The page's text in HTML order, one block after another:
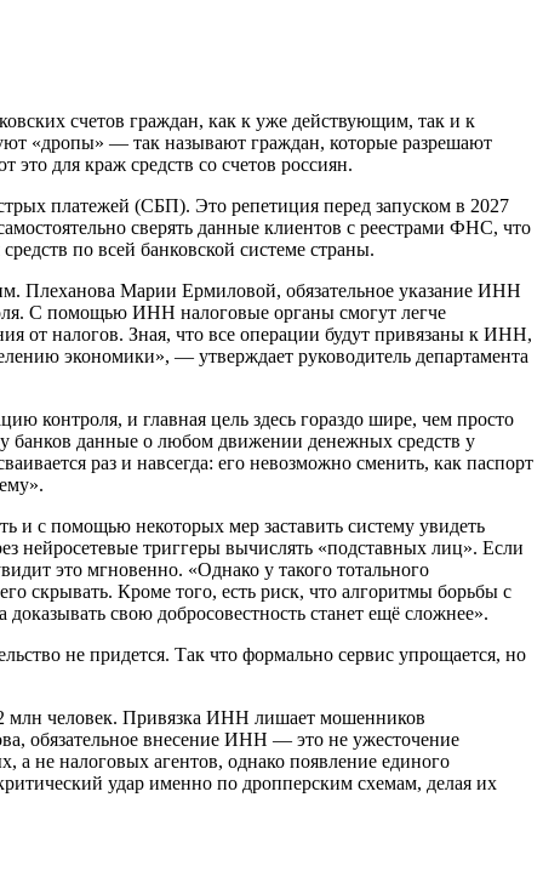
счетов граждан, как к уже действующим, так и к
«дропы» — так называют граждан, которые разрешают
для краж средств со счетов россиян.
платежей (СБП). Это репетиция перед запуском в 2027
сверять данные клиентов с реестрами ФНС, что
по всей банковской системе страны.
Плеханова Марии Ермиловой, обязательное указание ИНН
С помощью ИНН налоговые органы смогут легче
от налогов. Зная, что все операции будут привязаны к ИНН,
экономики», — утверждает руководитель департамента
контроля, и главная цель здесь гораздо шире, чем просто
банков данные о любом движении денежных средств у
раз и навсегда: его невозможно сменить, как паспорт
с помощью некоторых мер заставить систему увидеть
нейросетевые триггеры вычислять «подставных лиц». Если
это мгновенно. «Однако у такого тотального
скрывать. Кроме того, есть риск, что алгоритмы борьбы с
свою добросовестность станет ещё сложнее».
не придется. Так что формально сервис упрощается, но
млн человек. Привязка ИНН лишает мошенников
обязательное внесение ИНН — это не ужесточение
а не налоговых агентов, однако появление единого
удар именно по дропперским схемам, делая их